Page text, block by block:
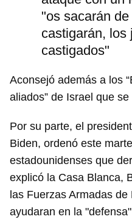
"os sacarán
castigarán, los
castigados"
Aconsejó además a los
aliados” de Israel que
Por su parte, el
Biden, ordenó este
estadounidenses que
explicó la Casa Blanca,
las Fuerzas Armadas
ayudaran en la